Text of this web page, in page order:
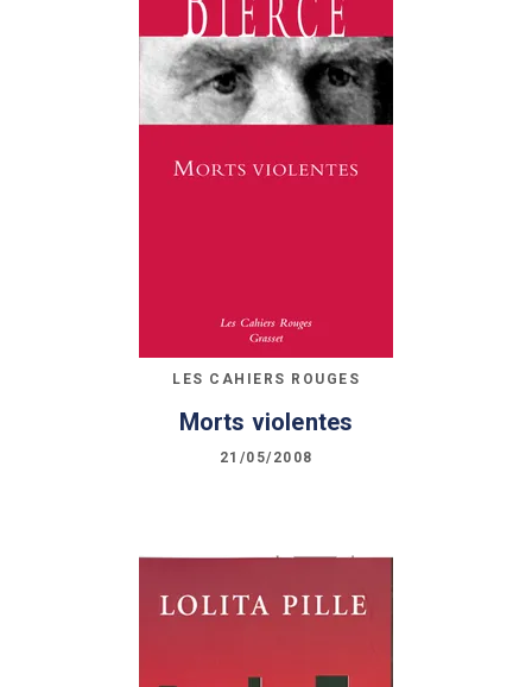
LES CAHIERS ROUGES
Morts violentes
21/05/2008